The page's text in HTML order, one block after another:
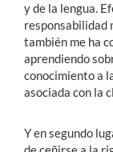
y de la lengua.
responsabilidad
también me ha
aprendiendo
conocimiento a
asociada con la
Y en segundo